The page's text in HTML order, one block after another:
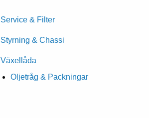
Service & Filter
Styrning & Chassi
Växellåda
Oljetråg & Packningar